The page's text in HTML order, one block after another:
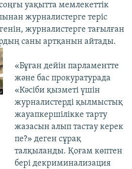
уақытта мемлекеттік
журналистерге теріс
журналистерге тағылған
саны артқанын айтады.
«Бұған дейін парламентте
және бас прокуратурада
«Кәсіби қызметі үшін
журналистерді қылмыстық
жауапкершілікке тарту
жазасын алып тастау керек
пе?» деген сұрақ
талқыланды. Қоғам көптен
бері декриминализация